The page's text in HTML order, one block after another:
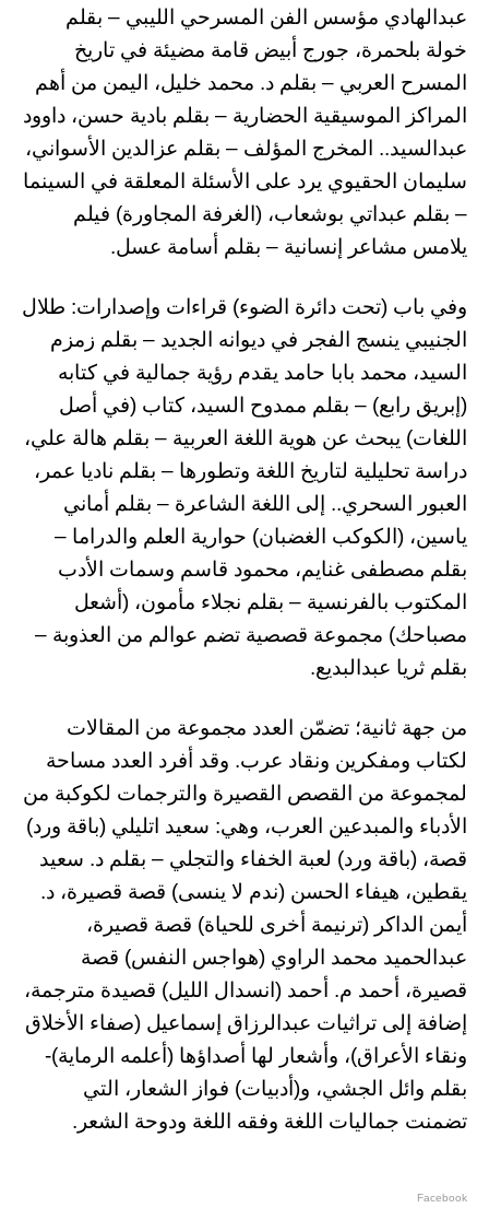
عبدالهادي مؤسس الفن المسرحي الليبي – بقلم
خولة بلحمرة، جورج أبيض قامة مضيئة في تاريخ
المسرح العربي – بقلم د. محمد خليل، اليمن من أهم
المراكز الموسيقية الحضارية – بقلم بادية حسن، داوود
عبدالسيد.. المخرج المؤلف – بقلم عزالدين الأسواني،
سليمان الحقيوي يرد على الأسئلة المعلقة في السينما
– بقلم عبداتي بوشعاب، (الغرفة المجاورة) فيلم
يلامس مشاعر إنسانية – بقلم أسامة عسل.
وفي باب (تحت دائرة الضوء) قراءات وإصدارات: طلال
الجنيبي ينسج الفجر في ديوانه الجديد – بقلم زمزم
السيد، محمد بابا حامد يقدم رؤية جمالية في كتابه
(إبريق رابع) – بقلم ممدوح السيد، كتاب (في أصل
اللغات) يبحث عن هوية اللغة العربية – بقلم هالة علي،
دراسة تحليلية لتاريخ اللغة وتطورها – بقلم ناديا عمر،
العبور السحري.. إلى اللغة الشاعرة – بقلم أماني
ياسين، (الكوكب الغضبان) حوارية العلم والدراما –
بقلم مصطفى غنايم، محمود قاسم وسمات الأدب
المكتوب بالفرنسية – بقلم نجلاء مأمون، (أشعل
مصباحك) مجموعة قصصية تضم عوالم من العذوبة –
بقلم ثريا عبدالبديع.
من جهة ثانية؛ تضمّن العدد مجموعة من المقالات
لكتاب ومفكرين ونقاد عرب. وقد أفرد العدد مساحة
لمجموعة من القصص القصيرة والترجمات لكوكبة من
الأدباء والمبدعين العرب، وهي: سعيد اتليلي (باقة ورد)
قصة، (باقة ورد) لعبة الخفاء والتجلي – بقلم د. سعيد
يقطين، هيفاء الحسن (ندم لا ينسى) قصة قصيرة، د.
أيمن الداكر (ترنيمة أخرى للحياة) قصة قصيرة،
عبدالحميد محمد الراوي (هواجس النفس) قصة
قصيرة، أحمد م. أحمد (انسدال الليل) قصيدة مترجمة،
إضافة إلى تراثيات عبدالرزاق إسماعيل (صفاء الأخلاق
ونقاء الأعراق)، وأشعار لها أصداؤها (أعلمه الرماية)-
بقلم وائل الجشي، و(أدبيات) فواز الشعار، التي
تضمنت جماليات اللغة وفقه اللغة ودوحة الشعر.
Facebook